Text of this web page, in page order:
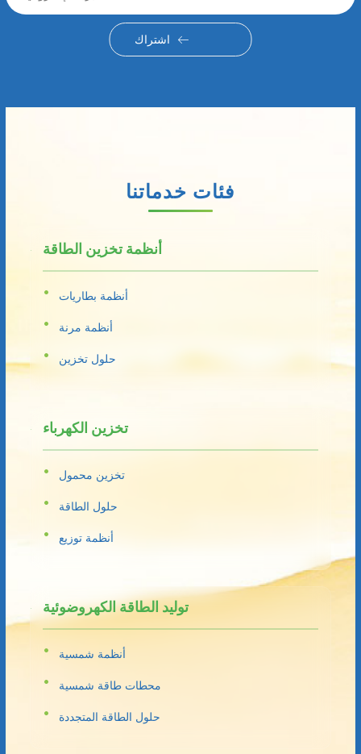
اشتراك
فئات خدماتنا
أنظمة تخزين الطاقة
أنظمة بطاريات
أنظمة مرنة
حلول تخزين
تخزين الكهرباء
تخزين محمول
حلول الطاقة
أنظمة توزيع
توليد الطاقة الكهروضوئية
أنظمة شمسية
محطات طاقة شمسية
حلول الطاقة المتجددة